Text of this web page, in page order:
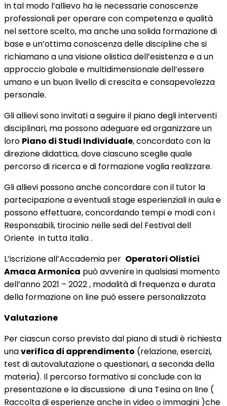
In tal modo l’allievo ha le necessarie conoscenze
professionali per operare con competenza e qualità
nel settore scelto, ma anche una solida formazione di
base e un’ottima conoscenza delle discipline che si
richiamano a una visione olistica dell’esistenza e a un
approccio globale e multidimensionale dell’essere
umano e un buon livello di crescita e consapevolezza
personale.
Gli allievi sono invitati a seguire il piano degli interventi
disciplinari, ma possono adeguare ed organizzare un
loro Piano di Studi Individuale, concordato con la
direzione didattica, dove ciascuno sceglie quale
percorso di ricerca e di formazione voglia realizzare.
Gli allievi possono anche concordare con il tutor la
partecipazione a eventuali stage esperienziali in aula e
possono effettuare, concordando tempi e modi con i
Responsabili, tirocinio nelle sedi del Festival dell
Oriente in tutta Italia .
L’iscrizione all’Accademia per Operatori Olistici
Amaca Armonica può avvenire in qualsiasi momento
dell’anno 2021 – 2022 , modalità di frequenza e durata
della formazione on line può essere personalizzata
Valutazione
Per ciascun corso previsto dal piano di studi è richiesta
unaverifica di apprendimento (relazione, esercizi,
test di autovalutazione o questionari, a seconda della
materia). Il percorso formativo si conclude con la
presentazione e la discussione di una Tesina on line (
Raccolta di esperienze anche in video o immagini )che